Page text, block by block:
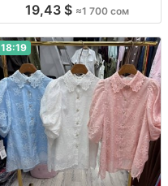
1700 сом, поставки по СНГ
19,43 $ ≈1 700 сом
18:19